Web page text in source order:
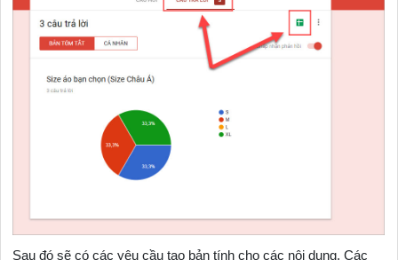
Sau đó sẽ có các yêu cầu tạo bản tính cho các nội dung. Các